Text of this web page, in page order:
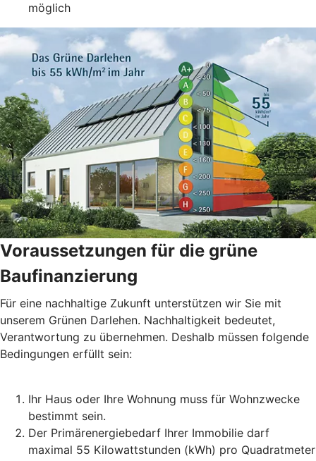
möglich
Voraussetzungen für die grüne
Baufinanzierung
Für eine nachhaltige Zukunft unterstützen wir Sie mit
unserem Grünen Darlehen. Nachhaltigkeit bedeutet,
Verantwortung zu übernehmen. Deshalb müssen folgende
Bedingungen erfüllt sein:
Ihr Haus oder Ihre Wohnung muss für Wohnzwecke
bestimmt sein.
Der Primärenergiebedarf Ihrer Immobilie darf
maximal 55 Kilowattstunden (kWh) pro Quadratmeter